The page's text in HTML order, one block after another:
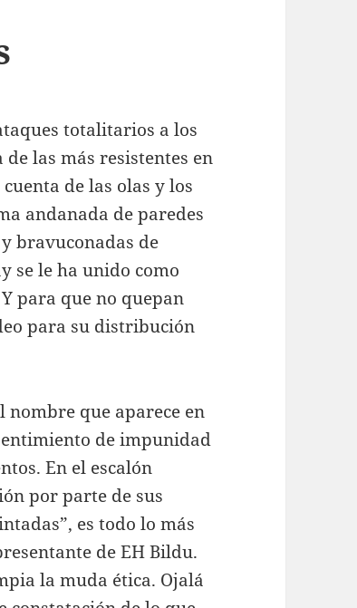
totalitarios a los
las más resistentes en
de las olas y los
andanada de paredes
bravuconadas de
se le ha unido como
para que no quepan
para su distribución
nombre que aparece en
de impunidad
En el escalón
por parte de sus
es todo lo más
de EH Bildu.
la muda ética. Ojalá